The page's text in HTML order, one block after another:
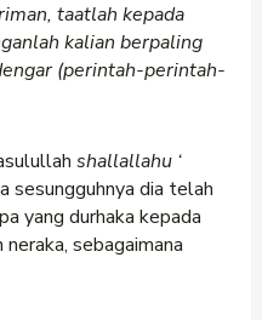
taatlah kepada
kalian berpaling
(perintah-perintah-
shallallahu ‘
sesungguhnya dia telah
yang durhaka kepada
sebagaimana